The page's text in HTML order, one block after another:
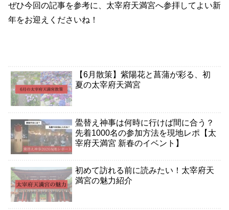
ぜひ今回の記事を参考に、太宰府天満宮へ参拝してよい新
年をお迎えくださいね！
【6月散策】紫陽花と菖蒲が彩る、初
夏の太宰府天満宮
鷽替え神事は何時に行けば間に合う？
先着1000名の参加方法を現地レポ【太
宰府天満宮 新春のイベント】
初めて訪れる前に読みたい！太宰府天
満宮の魅力紹介